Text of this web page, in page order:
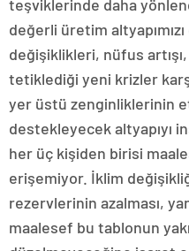
teşviklerinde daha
değerli üretim
değişiklikleri, nüfus
tetiklediği yeni krizler
yer üstü zenginliklerinin
destekleyecek altyapıyı
her üç kişiden birisi
erişemiyor. İklim
rezervlerinin azalması,
maalesef bu tablonun